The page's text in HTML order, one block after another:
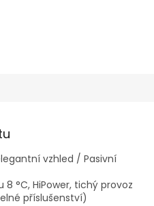
vzhled / Pasivní
°C, HiPower, tichý provoz
příslušenství)